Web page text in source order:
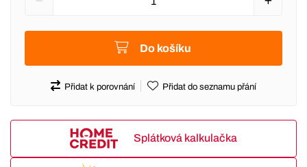
Do košíku
Přidat k porovnání Přidat do seznamu přání
Splátková kalkulačka